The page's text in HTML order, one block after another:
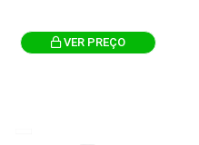
VER PREÇO